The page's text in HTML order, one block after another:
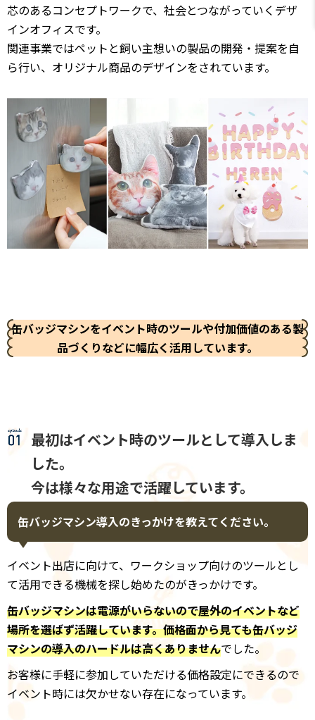
芯のあるコンセプトワークで、社会とつながっていくデザ
インオフィスです。
関連事業ではペットと飼い主想いの製品の開発・提案を自
ら行い、オリジナル商品のデザインをされています。
缶バッジマシンをイベント時のツールや付加価値のある製
品づくりなどに幅広く活用しています。
最初はイベント時のツールとして導入しま
した。
今は様々な用途で活躍しています。
缶バッジマシン導入のきっかけを教えてください。
イベント出店に向けて、ワークショップ向けのツールとし
て活用できる機械を探し始めたのがきっかけです。
缶バッジマシンは電源がいらないので屋外のイベントなど
場所を選ばず活躍しています。価格面から見ても缶バッジ
マシンの導入のハードルは高くありませんでした。
お客様に手軽に参加していただける価格設定にできるので
イベント時には欠かせない存在になっています。